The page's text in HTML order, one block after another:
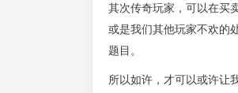
其次传奇玩家，可以在买
或是我们其他玩家不欢的
题目。
所以如许，才可以或许让